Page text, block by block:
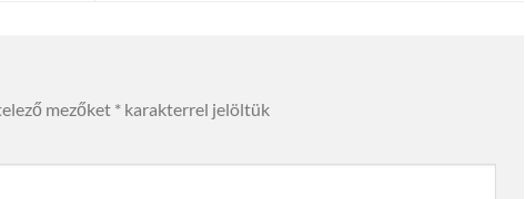
mezőket * karakterrel jelöltük